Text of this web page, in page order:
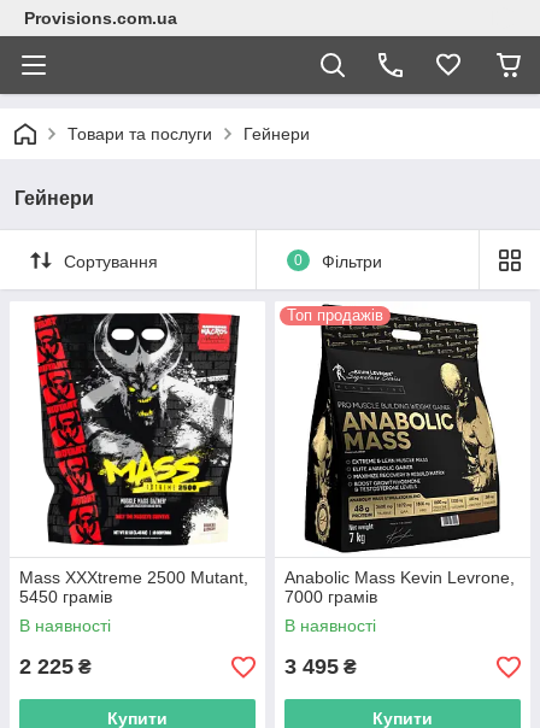
Provisions.com.ua
Товари та послуги Гейнери
Гейнери
Сортування 0 Фільтри
Mass XXXtreme 2500 Mutant,
5450 грамів
В наявності
2 225 ₴
Купити
Топ продажів
Anabolic Mass Kevin Levrone,
7000 грамів
В наявності
3 495 ₴
Купити